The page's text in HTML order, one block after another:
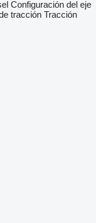
Configuración del eje
tracción Tracción